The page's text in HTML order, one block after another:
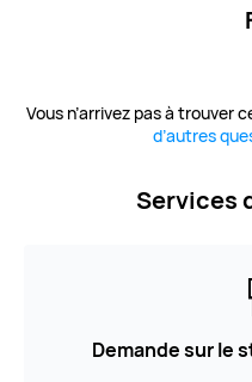
Vous n’arrivez pas à trouver
d’autres
Services
Demande sur le